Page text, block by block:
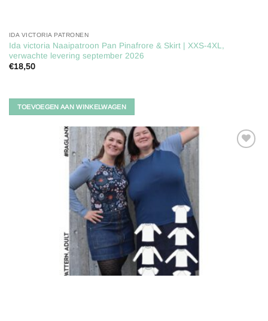
IDA VICTORIA PATRONEN
Ida victoria Naaipatroon Pan Pinafrore & Skirt | XXS-4XL,
verwachte levering september 2026
€18,50
TOEVOEGEN AAN WINKELWAGEN